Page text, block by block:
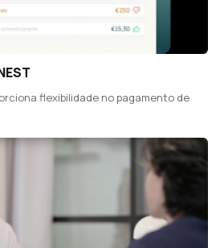
flexibilidade no pagamento de